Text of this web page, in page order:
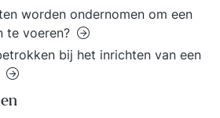
worden ondernomen om een
te voeren?
bij het inrichten van een